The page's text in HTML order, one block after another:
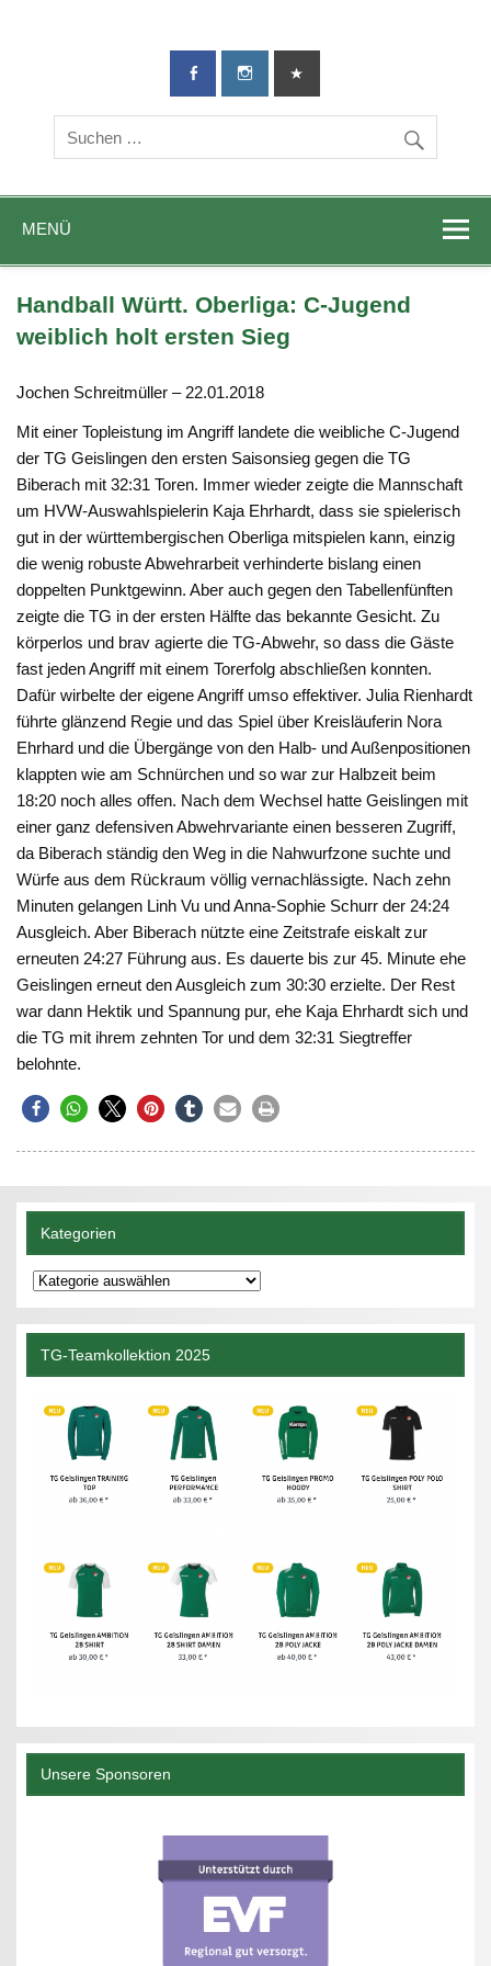
TG-Geislingen
DIE Sportadresse in Geislingen!
MENÜ
Handball Württ. Oberliga: C-Jugend
weiblich holt ersten Sieg
Jochen Schreitmüller – 22.01.2018
Mit einer Topleistung im Angriff landete die weibliche C-Jugend
der TG Geislingen den ersten Saisonsieg gegen die TG
Biberach mit 32:31 Toren. Immer wieder zeigte die Mannschaft
um HVW-Auswahlspielerin Kaja Ehrhardt, dass sie spielerisch
gut in der württembergischen Oberliga mitspielen kann, einzig
die wenig robuste Abwehrarbeit verhinderte bislang einen
doppelten Punktgewinn. Aber auch gegen den Tabellenfünften
zeigte die TG in der ersten Hälfte das bekannte Gesicht. Zu
körperlos und brav agierte die TG-Abwehr, so dass die Gäste
fast jeden Angriff mit einem Torerfolg abschließen konnten.
Dafür wirbelte der eigene Angriff umso effektiver. Julia Rienhardt
führte glänzend Regie und das Spiel über Kreisläuferin Nora
Ehrhard und die Übergänge von den Halb- und Außenpositionen
klappten wie am Schnürchen und so war zur Halbzeit beim
18:20 noch alles offen. Nach dem Wechsel hatte Geislingen mit
einer ganz defensiven Abwehrvariante einen besseren Zugriff,
da Biberach ständig den Weg in die Nahwurfzone suchte und
Würfe aus dem Rückraum völlig vernachlässigte. Nach zehn
Minuten gelangen Linh Vu und Anna-Sophie Schurr der 24:24
Ausgleich. Aber Biberach nützte eine Zeitstrafe eiskalt zur
erneuten 24:27 Führung aus. Es dauerte bis zur 45. Minute ehe
Geislingen erneut den Ausgleich zum 30:30 erzielte. Der Rest
war dann Hektik und Spannung pur, ehe Kaja Ehrhardt sich und
die TG mit ihrem zehnten Tor und dem 32:31 Siegtreffer
belohnte.
Kategorien
Kategorien
TG-Teamkollektion 2025
Unsere Sponsoren